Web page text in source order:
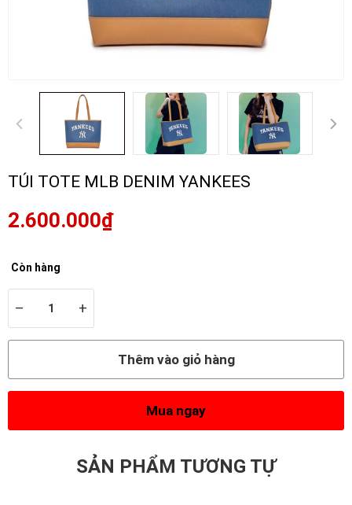
TÚI TOTE MLB DENIM YANKEES
2.600.000₫
Còn hàng
– +
Thêm vào giỏ hàng
Mua ngay
SẢN PHẨM TƯƠNG TỰ